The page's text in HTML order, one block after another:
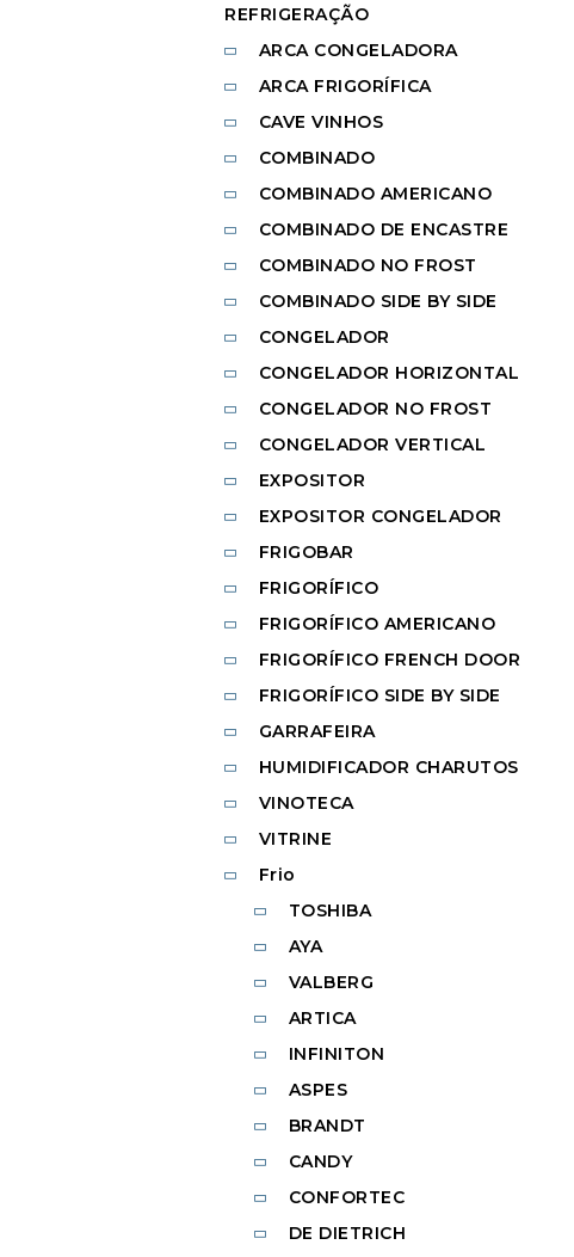
REFRIGERAÇÃO
ARCA CONGELADORA
ARCA FRIGORÍFICA
CAVE VINHOS
COMBINADO
COMBINADO AMERICANO
COMBINADO DE ENCASTRE
COMBINADO NO FROST
COMBINADO SIDE BY SIDE
CONGELADOR
CONGELADOR HORIZONTAL
CONGELADOR NO FROST
CONGELADOR VERTICAL
EXPOSITOR
EXPOSITOR CONGELADOR
FRIGOBAR
FRIGORÍFICO
FRIGORÍFICO AMERICANO
FRIGORÍFICO FRENCH DOOR
FRIGORÍFICO SIDE BY SIDE
GARRAFEIRA
HUMIDIFICADOR CHARUTOS
VINOTECA
VITRINE
Frio
TOSHIBA
AYA
VALBERG
ARTICA
INFINITON
ASPES
BRANDT
CANDY
CONFORTEC
DE DIETRICH